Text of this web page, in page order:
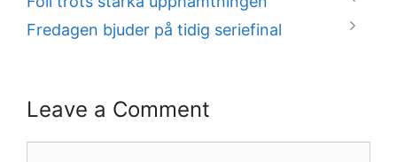
Fredagen bjuder på tidig seriefinal
Leave a Comment